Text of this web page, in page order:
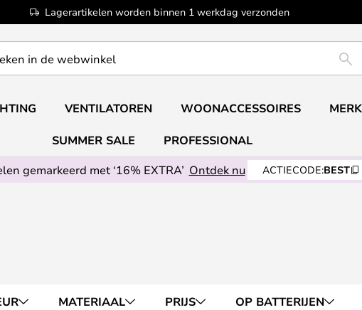
Lagerartikelen worden binnen 1 werkdag verzonden
VENTILATOREN WOONACCESSOIRES
SUMMER SALE
PROFESSIONAL
gemarkeerd met ‘16% EXTRA’ Ontdek nu ACTIECODE:BEST
MATERIAAL PRIJS OP BATTERIJEN